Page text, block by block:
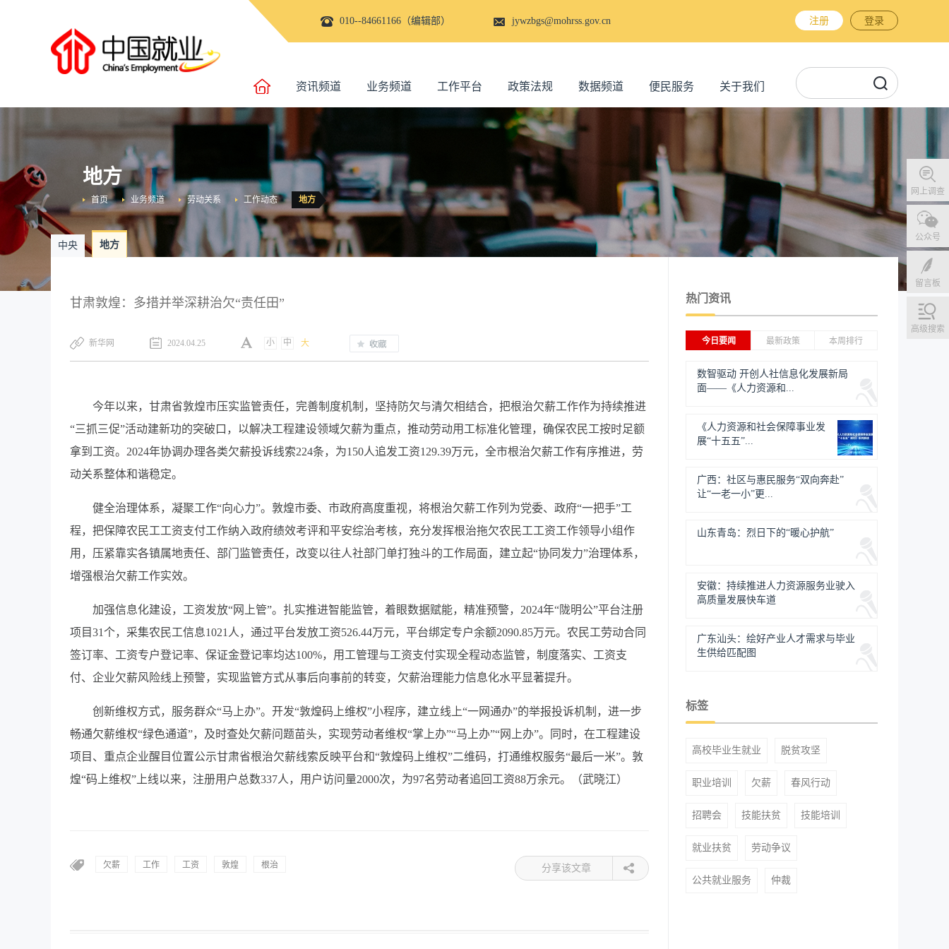
010--84661166（编辑部） jywzbgs@mohrss.gov.cn 注册 登录
资讯频道 业务频道 工作平台 政策法规 数据频道 便民服务 关于我们
网上调查
公众号
留言板
高级搜索
地方
地方
工作动态
劳动关系
业务频道
首页
中央 地方
甘肃敦煌：多措并举深耕治欠“责任田”
新华网 2024.04.25 小 中 大
今年以来，甘肃省敦煌市压实监管责任，完善制度机制，坚持防欠与清欠相结合，把根治欠薪工作作为持续推进
“三抓三促”活动建新功的突破口，以解决工程建设领域欠薪为重点，推动劳动用工标准化管理，确保农民工按时足额
拿到工资。2024年协调办理各类欠薪投诉线索224条，为150人追发工资129.39万元，全市根治欠薪工作有序推进，劳
动关系整体和谐稳定。
健全治理体系，凝聚工作“向心力”。敦煌市委、市政府高度重视，将根治欠薪工作列为党委、政府“一把手”工
程，把保障农民工工资支付工作纳入政府绩效考评和平安综治考核，充分发挥根治拖欠农民工工资工作领导小组作
用，压紧靠实各镇属地责任、部门监管责任，改变以往人社部门单打独斗的工作局面，建立起“协同发力”治理体系，
增强根治欠薪工作实效。
加强信息化建设，工资发放“网上管”。扎实推进智能监管，着眼数据赋能，精准预警，2024年“陇明公”平台注册
项目31个，采集农民工信息1021人，通过平台发放工资526.44万元，平台绑定专户余额2090.85万元。农民工劳动合同
签订率、工资专户登记率、保证金登记率均达100%，用工管理与工资支付实现全程动态监管，制度落实、工资支
付、企业欠薪风险线上预警，实现监管方式从事后向事前的转变，欠薪治理能力信息化水平显著提升。
创新维权方式，服务群众“马上办”。开发“敦煌码上维权”小程序，建立线上“一网通办”的举报投诉机制，进一步
畅通欠薪维权“绿色通道”，及时查处欠薪问题苗头，实现劳动者维权“掌上办”“马上办”“网上办”。同时，在工程建设
项目、重点企业醒目位置公示甘肃省根治欠薪线索反映平台和“敦煌码上维权”二维码，打通维权服务“最后一米”。敦
煌“码上维权”上线以来，注册用户总数337人，用户访问量2000次，为97名劳动者追回工资88万余元。（武晓江）
欠薪 工作 工资 敦煌 根治 分享该文章
热门资讯
今日要闻 最新政策 本周排行
数智驱动 开创人社信息化发展新局
面——《人力资源和...
《人力资源和社会保障事业发
展“十五五”...
广西：社区与惠民服务“双向奔赴”
让“一老一小”更...
山东青岛：烈日下的“暖心护航”
安徽：持续推进人力资源服务业驶入
高质量发展快车道
广东汕头：绘好产业人才需求与毕业
生供给匹配图
标签
高校毕业生就业 脱贫攻坚
职业培训 欠薪 春风行动
招聘会 技能扶贫 技能培训
就业扶贫 劳动争议
公共就业服务 仲裁